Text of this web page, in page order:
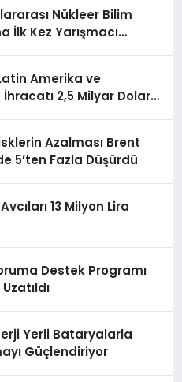
Nükleer Bilim
İlk Kez Yarışmacı
Amerika ve
İhracatı 2,5 Milyar Dolara
Azalması Brent
5’ten Fazla Düşürdü
13 Milyon Lira
Destek Programı
Yerli Bataryalarla
Güçlendiriyor